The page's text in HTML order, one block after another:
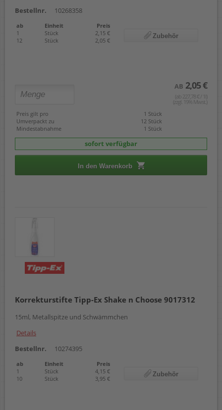
Bestellnr.
10268358
ab Einheit
Preis
1
Stück
2,15 €
12
Stück 2,05 €
Zubehör
AB 2,05 €
(ab 227,78 € / 1l)
(zzgl. 19% Mwst.)
Preis gilt pro
1 Stück
Umverpackt zu
12 Stück
Mindestabnahme
1 Stück
sofort verfügbar
In den Warenkorb
Korrekturstifte Tipp-Ex Shake n Choose 9017312
15ml, Metallspitze und Schwämmchen
Details
Bestellnr.
10274395
ab Einheit
Preis
1
Stück
4,15 €
10
Stück 3,95 €
Zubehör